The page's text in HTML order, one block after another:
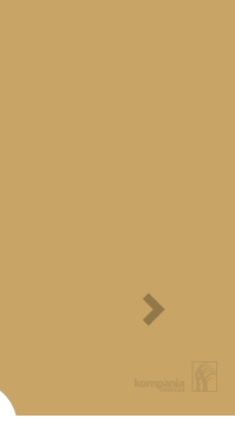
Walking
o